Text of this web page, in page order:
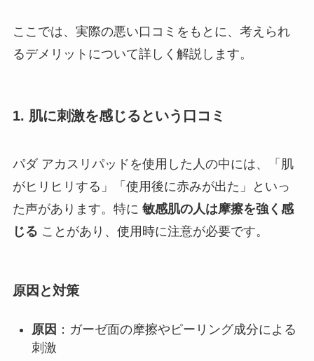
ここでは、実際の悪い口コミをもとに、考えられ
るデメリットについて詳しく解説します。
1. 肌に刺激を感じるという口コミ
パダ アカスリパッドを使用した人の中には、「肌
がヒリヒリする」「使用後に赤みが出た」といっ
た声があります。特に 敏感肌の人は摩擦を強く感
じる ことがあり、使用時に注意が必要です。
原因と対策
原因 ：ガーゼ面の摩擦やピーリング成分による
刺激